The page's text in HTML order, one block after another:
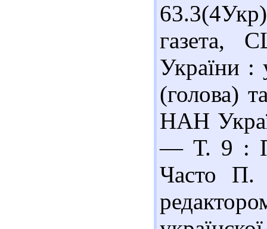
газета,
України
(голова)
НАН
— Т. 9 :
Часто П.